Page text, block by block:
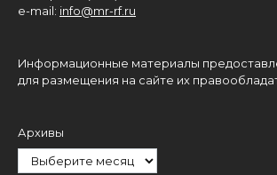
e-mail: info@mr-rf.ru
Информационные материалы
для размещения на сайте их
Архивы